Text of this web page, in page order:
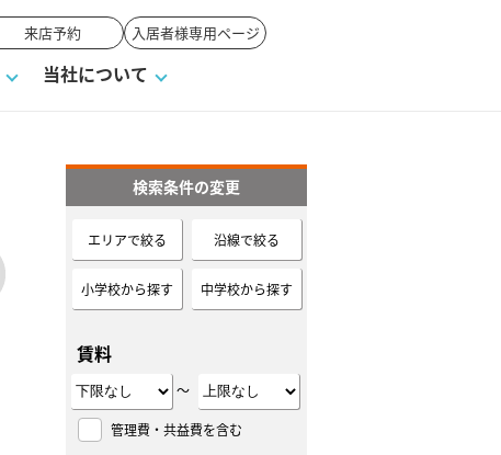
来店予約 入居者様専用ページ
物件閲覧履歴賃貸vs持ち家
高く売るポイント
当社について
来店予約
検索条件の変更
エリアで絞る 沿線で絞る
小学校から探す 中学校から探す
賃料
～
管理費・共益費を含む